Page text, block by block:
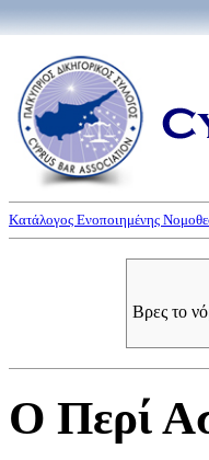
Κατάλογος Ενοποιημένης
Βρες το
Ο Περί